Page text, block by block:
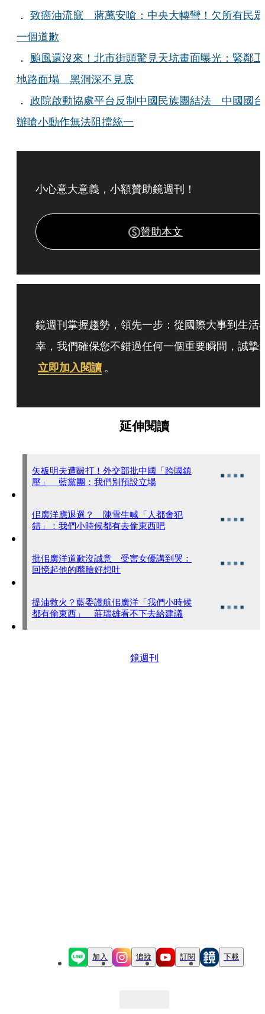
． 致癌油流竄 蔣萬安嗆：中央大轉彎！欠所有民眾
一個道歉
． 颱風還沒來！北市街頭驚見天坑畫面曝光：緊鄰工
地路面塌 黑洞深不見底
． 政院啟動協處平台反制中國民族團結法 中國國台
辦嗆小動作無法阻擋統一
小心意大意義，小額贊助鏡週刊！
贊助本文
鏡週刊掌握趨勢，領先一步：從國際大事到生活
幸，我們確保您不錯過任何一個重要瞬間，誠摯
立即加入閱讀 。
延伸閱讀
矢板明夫遭毆打！外交部批中國「跨國鎮
壓」 藍黨團：我們別預設立場
佀廣洋應退選？ 陳雪生喊「人都會犯
錯」：我們小時候都有去偷東西吧
批佀廣洋道歉沒誠意 受害女優講到哭：
回憶起他的嘴臉好想吐
提油救火？藍委護航佀廣洋「我們小時候
都有偷東西」 莊瑞雄看不下去給建議
鏡週刊
加入 追蹤 訂閱 下載